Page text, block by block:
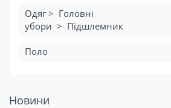
Одяг > Головні
убори > Підшлемник
Поло
Новини